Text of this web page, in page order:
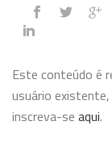
Este conteúdo é
usuário
inscreva-se aqui.